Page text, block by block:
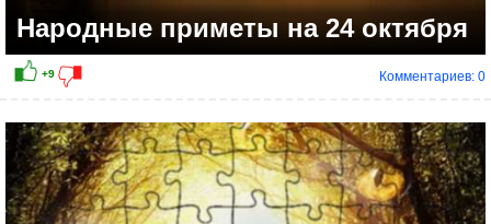
Народные приметы на 24 октября
Комментариев: 0